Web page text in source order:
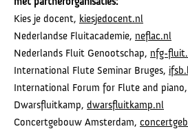
Kies je docent, kiesjedocent.nl
Nederlandse Fluitacademie, neflac.nl
Nederlands Fluit Genootschap, nfg-
International Flute Seminar Bruges,
International Forum for Flute and piano,
Dwarsfluitkamp, dwarsfluitkamp.nl
Concertgebouw Amsterdam,